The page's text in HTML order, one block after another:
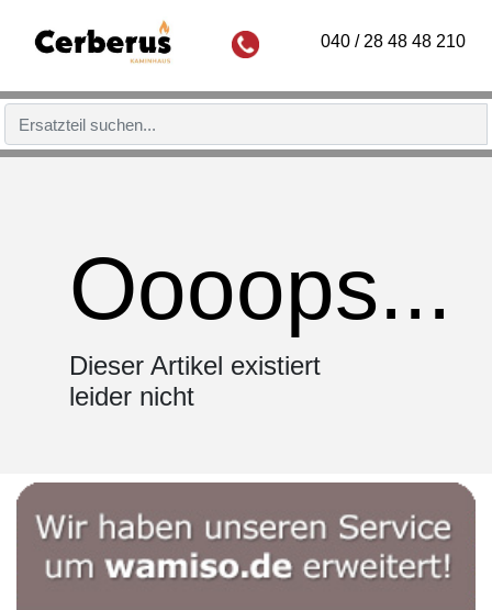
040 / 28 48 48 210
Oooops...
Dieser Artikel existiert
leider nicht